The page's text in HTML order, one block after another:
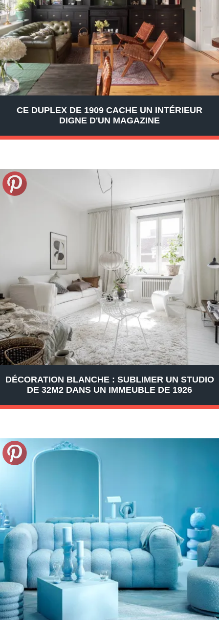
CE DUPLEX DE 1909 CACHE UN INTÉRIEUR
DIGNE D'UN MAGAZINE
DÉCORATION BLANCHE : SUBLIMER UN STUDIO
DE 32M2 DANS UN IMMEUBLE DE 1926